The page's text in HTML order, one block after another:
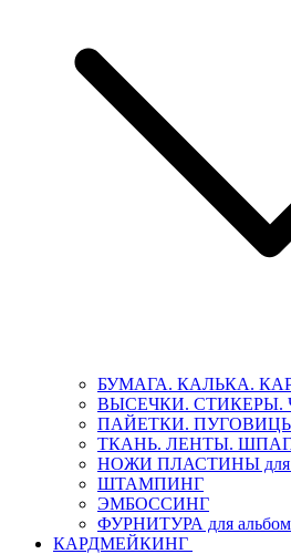
БУМАГА. КАЛЬКА.
ВЫСЕЧКИ. СТИКЕРЫ.
ПАЙЕТКИ.
ТКАНЬ. ЛЕНТЫ.
НОЖИ ПЛАСТИНЫ для
ШТАМПИНГ
ЭМБОССИНГ
ФУРНИТУРА для
КАРДМЕЙКИНГ